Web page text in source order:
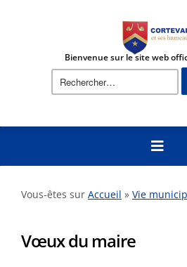
Bienvenue sur le site web
Rechercher :
Vous-êtes sur Accueil » Vie
Vœux du maire